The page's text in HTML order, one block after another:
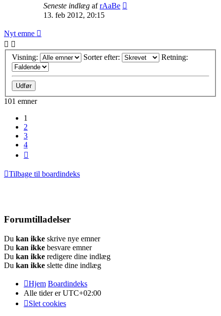
Seneste indlæg afrAaBe
13. feb 2012, 20:15
Nyt emne
Visning: Sorter efter: Retning:
101 emner
1
2
3
4
Tilbage til boardindeks
Forumtilladelser
Du kan ikke skrive nye emner
Du kan ikke besvare emner
Du kan ikke redigere dine indlæg
Du kan ikke slette dine indlæg
Hjem Boardindeks
Alle tider erUTC+02:00
Slet cookies